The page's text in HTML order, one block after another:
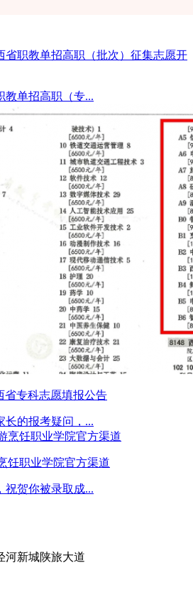
省职教单招高职（批次）征集志愿开
教单招高职（专...
省专科志愿填报公告
长的报考疑问，...
饪职业学院官方渠道
祝贺你被录取成...
河新城陕旅大道